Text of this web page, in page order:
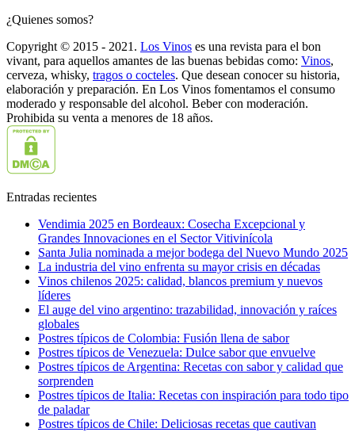
¿Quienes somos?
Copyright © 2015 - 2021. Los Vinos es una revista para el bon
vivant, para aquellos amantes de las buenas bebidas como: Vinos,
cerveza, whisky, tragos o cocteles. Que desean conocer su historia,
elaboración y preparación. En Los Vinos fomentamos el consumo
moderado y responsable del alcohol. Beber con moderación.
Prohibida su venta a menores de 18 años.
Entradas recientes
Vendimia 2025 en Bordeaux: Cosecha Excepcional y
Grandes Innovaciones en el Sector Vitivinícola
Santa Julia nominada a mejor bodega del Nuevo Mundo 2025
La industria del vino enfrenta su mayor crisis en décadas
Vinos chilenos 2025: calidad, blancos premium y nuevos
líderes
El auge del vino argentino: trazabilidad, innovación y raíces
globales
Postres típicos de Colombia: Fusión llena de sabor
Postres típicos de Venezuela: Dulce sabor que envuelve
Postres típicos de Argentina: Recetas con sabor y calidad que
sorprenden
Postres típicos de Italia: Recetas con inspiración para todo tipo
de paladar
Postres típicos de Chile: Deliciosas recetas que cautivan